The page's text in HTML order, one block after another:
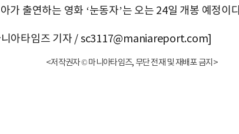
가 출연하는 영화 ‘눈동자’는 오는 24일 개봉 예정이
니아타임즈 기자 / sc3117@maniareport.com]
<저작권자 © 마니아타임즈, 무단 전재 및 재배포 금지>